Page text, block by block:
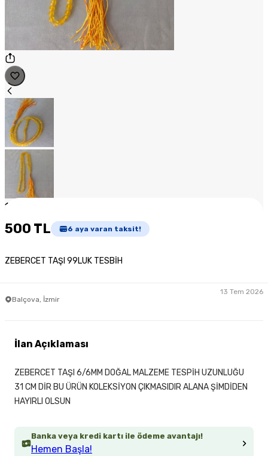
1
500 TL 6 aya varan taksit!
ZEBERCET TAŞI 99LUK TESBİH
Balçova, İzmir
13 Tem 2026
Banka veya kredi kartı ile ödeme avantajı!
Hemen Başla!
İlan Açıklaması
ZEBERCET TAŞI 6/6MM DOĞAL MALZEME TESPİH UZUNLUĞU
31 CM DİR BU ÜRÜN KOLEKSİYON ÇIKMASIDIR ALANA ŞİMDİDEN
HAYIRLI OLSUN